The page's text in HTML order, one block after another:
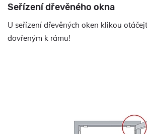
Seřízení dřevěného okna
U seřízení dřevěných oken klikou
dovřeným k rámu!